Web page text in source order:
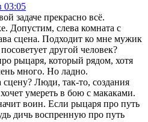
03:05
задаче прекрасно всё.
Допустим, слева комната с
сцена. Подходит ко мне мужик
другой человек?
рыцаря, который рядом, хотя
много. Но ладно.
Люди, так-то, создания
умереть в бою с макаками.
воин. Если рыцаря про путь
дичь воспренную про путь